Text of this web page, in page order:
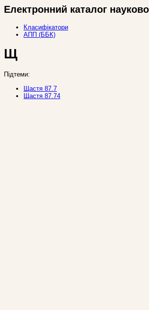
Електронний каталог
Класифікатори
АПП (ББК)
Щ
Підтеми:
Щастя 87.7
Щастя 87.74